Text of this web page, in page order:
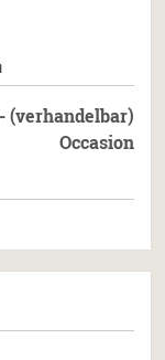
(verhandelbar)
Occasion